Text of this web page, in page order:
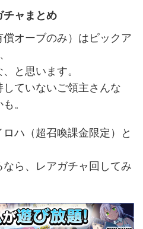
チャまとめ
オーブのみ）はピックア
と思います。
ていないご領主さんな
。
ハ（超召喚課金限定）と
ら、レアガチャ回してみ